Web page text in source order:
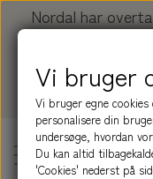
Nordal har
Køb dine
Vi bruger
Vi bruger egne
personalisere din
undersøge, hvordan
Du kan altid
'Cookies' nederst på